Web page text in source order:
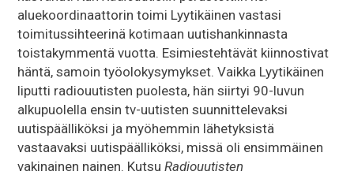
aluekoordinaattorin toimi Lyytikäinen vastasi
toimitussihteerinä kotimaan uutishankinnasta
toistakymmentä vuotta. Esimiestehtävät kiinnostivat
häntä, samoin työolokysymykset. Vaikka Lyytikäinen
liputti radiouutisten puolesta, hän siirtyi 90-luvun
alkupuolella ensin tv-uutisten suunnittelevaksi
uutispäälliköksi ja myöhemmin lähetyksistä
vastaavaksi uutispäälliköksi, missä oli ensimmäinen
vakinainen nainen. KutsuRadiouutisten